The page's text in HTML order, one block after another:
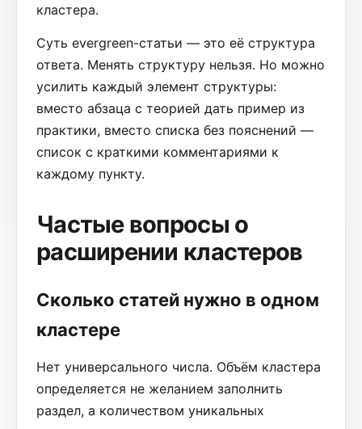
кластера.
Суть evergreen-статьи — это её структура
ответа. Менять структуру нельзя. Но можно
усилить каждый элемент структуры:
вместо абзаца с теорией дать пример из
практики, вместо списка без пояснений —
список с краткими комментариями к
каждому пункту.
Частые вопросы о
расширении кластеров
Сколько статей нужно в одном
кластере
Нет универсального числа. Объём кластера
определяется не желанием заполнить
раздел, а количеством уникальных